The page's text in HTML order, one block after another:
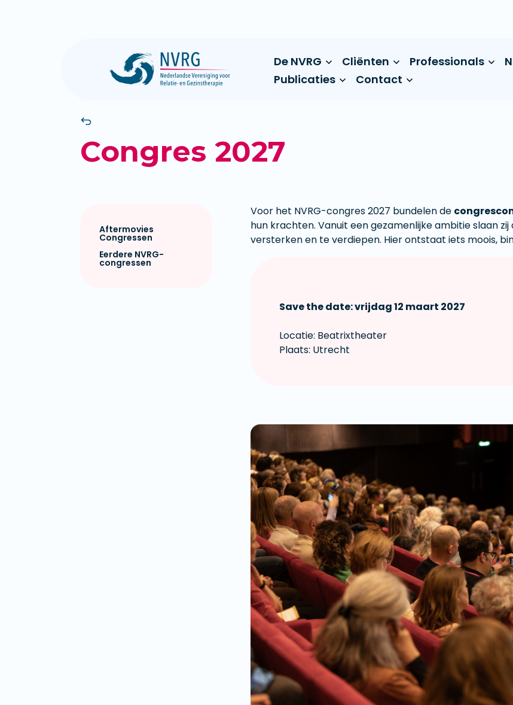
De NVRG Cliënten Professionals
Publicaties
Contact
Congres 2027
Aftermovies
Congressen
Eerdere NVRG-
congressen
Voor het NVRG-congres 2027 bundelen de
hun krachten. Vanuit een gezamenlijke ambitie slaan
versterken en te verdiepen. Hier ontstaat iets moois,
Save the date: vrijdag 12 maart 2027
Locatie: Beatrixtheater
Plaats: Utrecht